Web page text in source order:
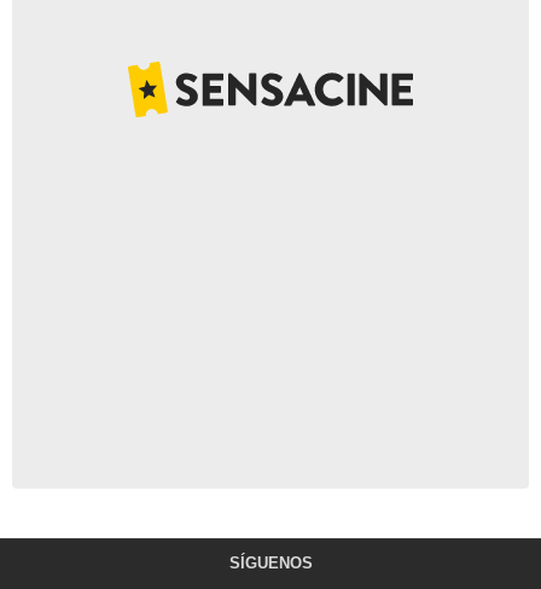
SÍGUENOS